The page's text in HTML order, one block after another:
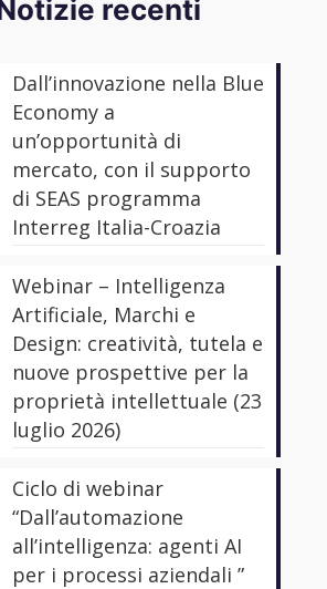
Notizie recenti
Dall’innovazione nella Blue
Economy a
un’opportunità di
mercato, con il supporto
di SEAS programma
Interreg Italia-Croazia
Webinar – Intelligenza
Artificiale, Marchi e
Design: creatività, tutela e
nuove prospettive per la
proprietà intellettuale (23
luglio 2026)
Ciclo di webinar
“Dall’automazione
all’intelligenza: agenti AI
per i processi aziendali ”